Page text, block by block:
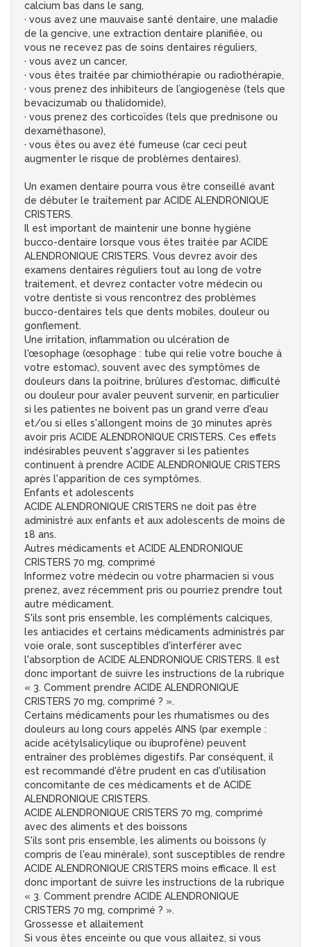
calcium bas dans le sang,
· vous avez une mauvaise santé dentaire, une maladie
de la gencive, une extraction dentaire planifiée, ou
vous ne recevez pas de soins dentaires réguliers,
· vous avez un cancer,
· vous êtes traitée par chimiothérapie ou radiothérapie,
· vous prenez des inhibiteurs de l’angiogenèse (tels que
bevacizumab ou thalidomide),
· vous prenez des corticoïdes (tels que prednisone ou
dexaméthasone),
· vous êtes ou avez été fumeuse (car ceci peut
augmenter le risque de problèmes dentaires).
Un examen dentaire pourra vous être conseillé avant
de débuter le traitement par ACIDE ALENDRONIQUE
CRISTERS.
Il est important de maintenir une bonne hygiène
bucco-dentaire lorsque vous êtes traitée par ACIDE
ALENDRONIQUE CRISTERS. Vous devrez avoir des
examens dentaires réguliers tout au long de votre
traitement, et devrez contacter votre médecin ou
votre dentiste si vous rencontrez des problèmes
bucco-dentaires tels que dents mobiles, douleur ou
gonflement.
Une irritation, inflammation ou ulcération de
l'œsophage (œsophage : tube qui relie votre bouche à
votre estomac), souvent avec des symptômes de
douleurs dans la poitrine, brûlures d'estomac, difficulté
ou douleur pour avaler peuvent survenir, en particulier
si les patientes ne boivent pas un grand verre d'eau
et/ou si elles s'allongent moins de 30 minutes après
avoir pris ACIDE ALENDRONIQUE CRISTERS. Ces effets
indésirables peuvent s'aggraver si les patientes
continuent à prendre ACIDE ALENDRONIQUE CRISTERS
après l'apparition de ces symptômes.
Enfants et adolescents
ACIDE ALENDRONIQUE CRISTERS ne doit pas être
administré aux enfants et aux adolescents de moins de
18 ans.
Autres médicaments et ACIDE ALENDRONIQUE
CRISTERS 70 mg, comprimé
Informez votre médecin ou votre pharmacien si vous
prenez, avez récemment pris ou pourriez prendre tout
autre médicament.
S'ils sont pris ensemble, les compléments calciques,
les antiacides et certains médicaments administrés par
voie orale, sont susceptibles d'interférer avec
l'absorption de ACIDE ALENDRONIQUE CRISTERS. Il est
donc important de suivre les instructions de la rubrique
« 3. Comment prendre ACIDE ALENDRONIQUE
CRISTERS 70 mg, comprimé ? ».
Certains médicaments pour les rhumatismes ou des
douleurs au long cours appelés AINS (par exemple :
acide acétylsalicylique ou ibuprofène) peuvent
entraîner des problèmes digestifs. Par conséquent, il
est recommandé d'être prudent en cas d'utilisation
concomitante de ces médicaments et de ACIDE
ALENDRONIQUE CRISTERS.
ACIDE ALENDRONIQUE CRISTERS 70 mg, comprimé
avec des aliments et des boissons
S'ils sont pris ensemble, les aliments ou boissons (y
compris de l'eau minérale), sont susceptibles de rendre
ACIDE ALENDRONIQUE CRISTERS moins efficace. Il est
donc important de suivre les instructions de la rubrique
« 3. Comment prendre ACIDE ALENDRONIQUE
CRISTERS 70 mg, comprimé ? ».
Grossesse et allaitement
Si vous êtes enceinte ou que vous allaitez, si vous